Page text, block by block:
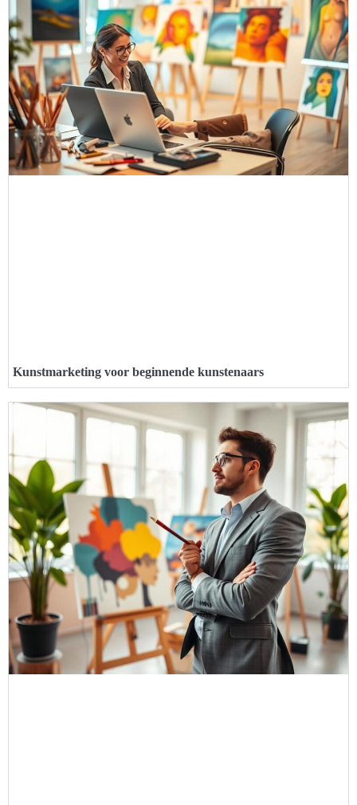
Kunstmarketing voor beginnende kunstenaars